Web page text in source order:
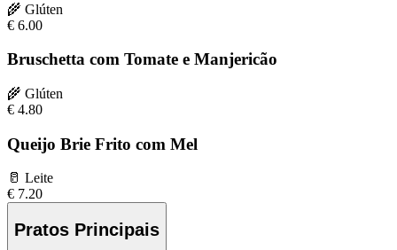
🌾 Glúten
€ 6.00
Bruschetta com Tomate e Manjericão
🌾 Glúten
€ 4.80
Queijo Brie Frito com Mel
🥛 Leite
€ 7.20
Pratos Principais